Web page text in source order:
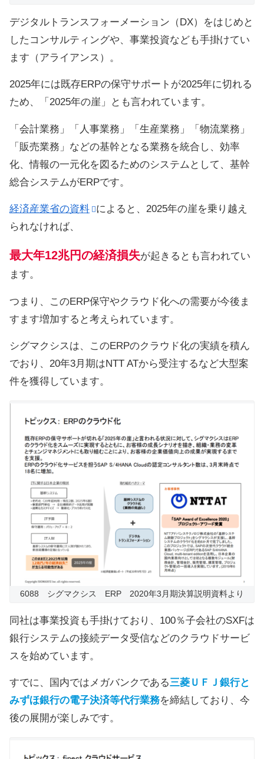
デジタルトランスフォーメーション（DX）をはじめと
したコンサルティングや、事業投資なども手掛けてい
ます（アライアンス）。
2025年には既存ERPの保守サポートが2025年に切れる
ため、「2025年の崖」とも言われています。
「会計業務」「人事業務」「生産業務」「物流業務」
「販売業務」などの基幹となる業務を統合し、効率
化、情報の一元化を図るためのシステムとして、基幹
総合システムがERPです。
経済産業省の資料
によると、2025年の崖を乗り越え
られなければ、
最大年12兆円の経済損失が起きるとも言われてい
ます。
つまり、このERP保守やクラウド化への需要が今後ま
すます増加すると考えられています。
シグマクシスは、このERPのクラウド化の実績を積ん
でおり、20年3月期はNTT ATから受注するなど大型案
件を獲得しています。
6088 シグマクシス ERP 2020年3月期決算説明資料より
同社は事業投資も手掛けており、100％子会社のSXFは
銀行システムの接続データ受信などのクラウドサービ
スを始めています。
すでに、国内ではメガバンクである三菱ＵＦＪ銀行と
みずほ銀行の電子決済等代行業務を締結しており、今
後の展開が楽しみです。